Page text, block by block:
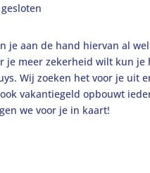
je aan de hand hiervan al
je meer zekerheid wilt kun je
. Wij zoeken het voor je uit
vakantiegeld opbouwt
we voor je in kaart!